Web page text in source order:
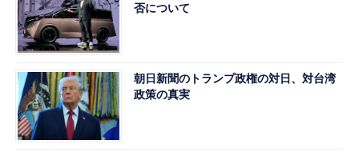
否について
朝日新聞のトランプ政権の対日、対台湾
政策の真実